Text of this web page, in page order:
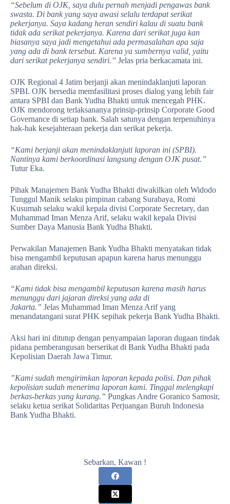
“Sebelum di OJK, saya dulu pernah menjadi pengawas bank
swasta. Di bank yang saya awasi selalu terdapat serikat
pekerjanya. Saya kadang heran sendiri kalau di suatu bank
tidak ada serikat pekerjanya. Karena dari serikat juga kan
biasanya saya jadi mengetahui ada permasalahan apa saja
yang ada di bank tersebut. Karena ya sumbernya valid, yaitu
dari serikat pekerjanya sendiri.” Jelas pria berkacamata ini.
OJK Regional 4 Jatim berjanji akan menindaklanjuti laporan
SPBI. OJK bersedia memfasilitasi proses dialog yang lebih fair
antara SPBI dan Bank Yudha Bhakti untuk mencegah PHK.
OJK mendorong terlaksananya prinsip-prinsip Corporate Good
Governance di setiap bank. Salah satunya dengan terpenuhinya
hak-hak kesejahteraan pekerja dan serikat pekerja.
“Kami berjanji akan menindaklanjuti laporan ini (SPBI).
Nantinya kami berkoordinasi langsung dengan OJK pusat.”
Tutur Eka.
Pihak Manajemen Bank Yudha Bhakti diwakilkan oleh Widodo
Tunggul Manik selaku pimpinan cabang Surabaya, Romi
Kusumah selaku wakil kepala divisi Corporate Secretary, dan
Muhammad Iman Menza Arif, selaku wakil kepala Divisi
Sumber Daya Manusia Bank Yudha Bhakti.
Perwakilan Manajemen Bank Yudha Bhakti menyatakan tidak
bisa mengambil keputusan apapun karena harus menunggu
arahan direksi.
“Kami tidak bisa mengambil keputusan karena masih harus
menunggu dari jajaran direksi yang ada di
Jakarta.” Jelas Muhammad Iman Menza Arif yang
menandatangani surat PHK sepihak pekerja Bank Yudha Bhakti.
Aksi hari ini ditutup dengan penyampaian laporan dugaan tindak
pidana pemberangusan berserikat di Bank Yudha Bhakti pada
Kepolisian Daerah Jawa Timur.
”Kami sudah mengirimkan laporan kepada polisi. Dan pihak
kepolisian sudah menerima laporan kami. Tinggal melengkapi
berkas-berkas yang kurang.” Pungkas Andre Goranico Samosir,
selaku ketua serikat Solidaritas Perjuangan Buruh Indonesia
Bank Yudha Bhakti.
Sebarkan, Kawan !